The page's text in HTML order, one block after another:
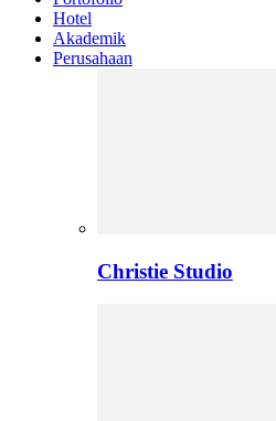
Hotel
Akademik
Perusahaan
Christie Studio